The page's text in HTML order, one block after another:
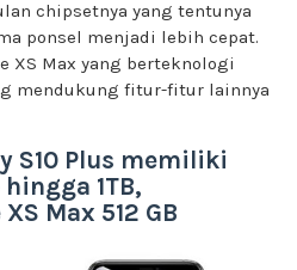
chipsetnya yang tentunya
ponsel menjadi lebih cepat.
XS Max yang berteknologi
mendukung fitur-fitur lainnya
S10 Plus memiliki
1TB,
Max 512 GB